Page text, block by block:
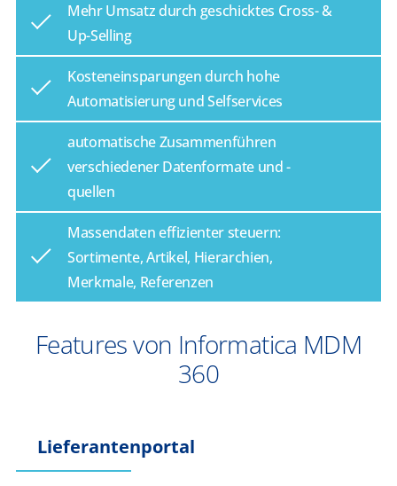
Mehr Umsatz durch geschicktes Cross- &
Up-Selling
Kosteneinsparungen durch hohe
Automatisierung und Selfservices
automatische Zusammenführen
verschiedener Datenformate und -
quellen
Massendaten effizienter steuern:
Sortimente, Artikel, Hierarchien,
Merkmale, Referenzen
Features von Informatica MDM
360
Lieferantenportal